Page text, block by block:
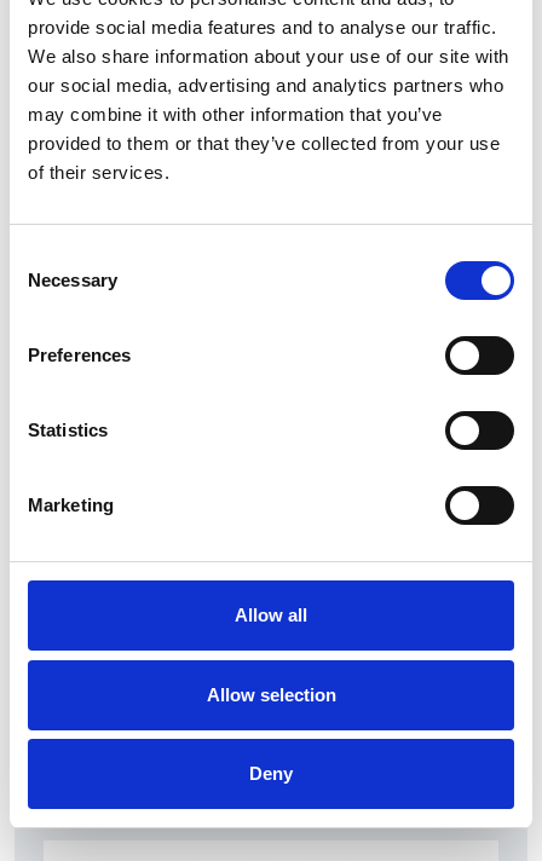
provide social media features and to analyse our traffic.
We also share information about your use of our site with
our social media, advertising and analytics partners who
may combine it with other information that you’ve
provided to them or that they’ve collected from your use
of their services.
Selection
Necessary
Preferences
Statistics
Marketing
Allow all
Allow selection
Deny
7 srpna 2026
Čistý zisk skupiny Generali zaznamenal v
pololetí výrazný růst
6 srpna 2026
Zahraniční obchod Itálie – ČR v pololetí převýšil
deset miliard eur
Přehled Ekonomika
Itálie